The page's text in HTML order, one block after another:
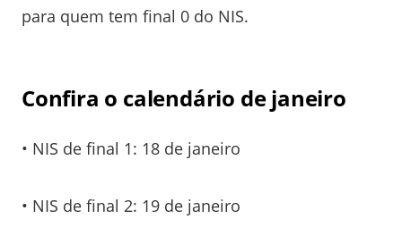
para quem tem final 0 do NIS.
Confira o calendário de janeiro
• NIS de final 1: 18 de janeiro
• NIS de final 2: 19 de janeiro